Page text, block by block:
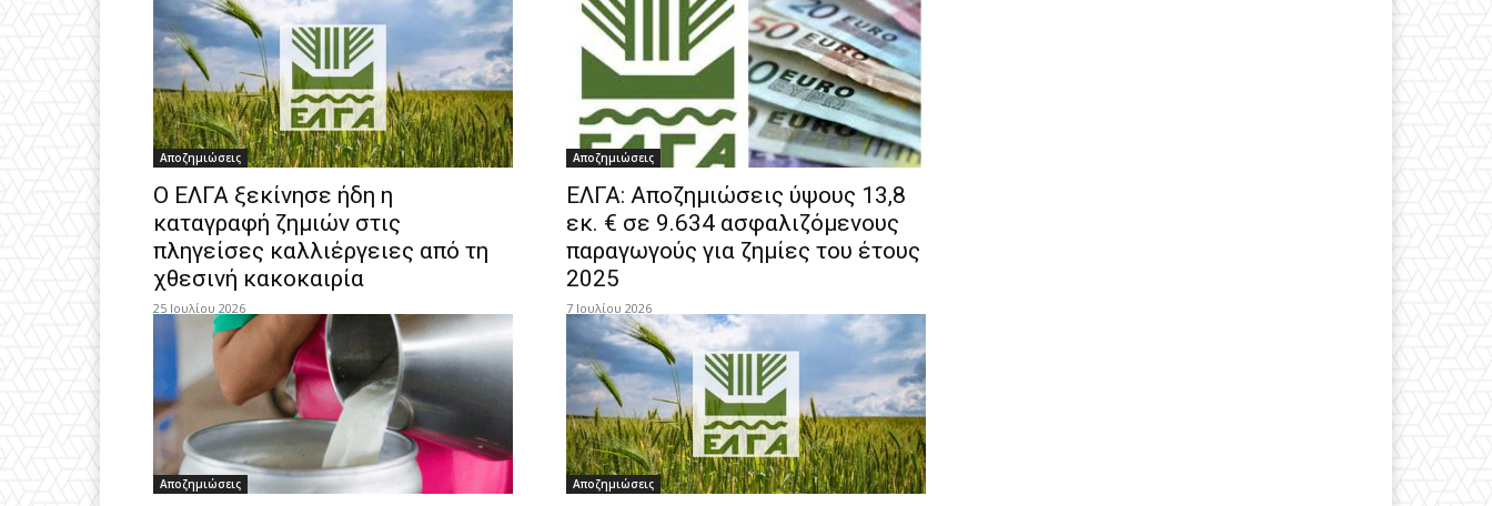
Αποζημιώσεις
Ο ΕΛΓΑ ξεκίνησε ήδη η
καταγραφή ζημιών στις
πληγείσες καλλιέργειες από τη
χθεσινή κακοκαιρία
25 Ιουλίου 2026
Αποζημιώσεις
ΕΛΓΑ: Αποζημιώσεις ύψους 13,8
εκ. € σε 9.634 ασφαλιζόμενους
παραγωγούς για ζημίες του έτους
2025
7 Ιουλίου 2026
Αποζημιώσεις Αποζημιώσεις